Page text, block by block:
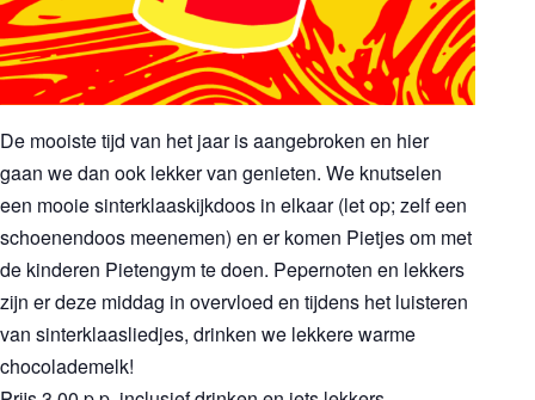
De mooiste tijd van het jaar is aangebroken en hier
gaan we dan ook lekker van genieten. We knutselen
een mooie sinterklaaskijkdoos in elkaar (let op; zelf een
schoenendoos meenemen) en er komen Pietjes om met
de kinderen Pietengym te doen. Pepernoten en lekkers
zijn er deze middag in overvloed en tijdens het luisteren
van sinterklaasliedjes, drinken we lekkere warme
chocolademelk!